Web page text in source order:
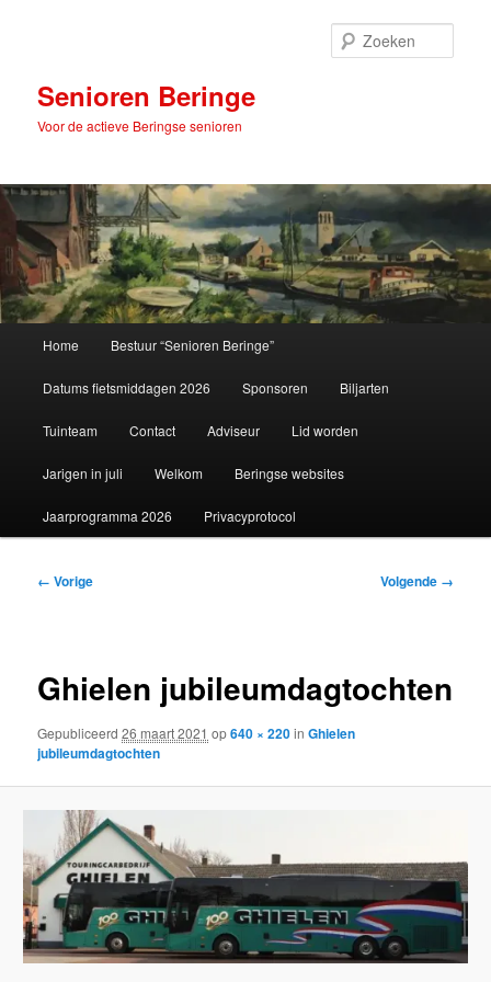
inhoudSenioren Beringe
Voor de actieve Beringse senioren
Home Bestuur “Senioren Beringe”
Datums fietsmiddagen 2026 Sponsoren Biljarten
Tuinteam Contact Adviseur Lid worden
Jarigen in juli Welkom Beringse websites
Jaarprogramma 2026 Privacyprotocol
Afbeeldingsnavigatie
← Vorige Volgende →
Ghielen jubileumdagtochten
Gepubliceerd26 maart 2021 op640 × 220inGhielen
jubileumdagtochten